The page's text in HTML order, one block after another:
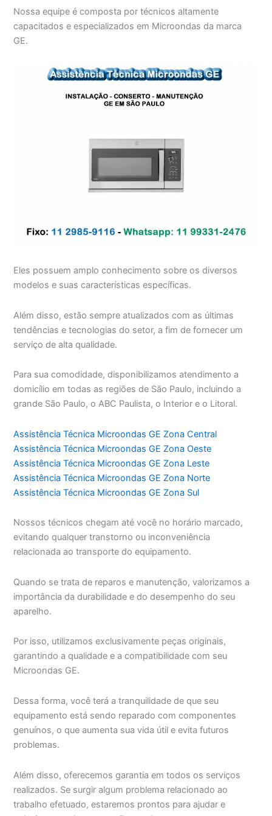
Nossa equipe é composta por técnicos altamente
capacitados e especializados em Microondas da marca
GE.
Eles possuem amplo conhecimento sobre os diversos
modelos e suas características específicas.
Além disso, estão sempre atualizados com as últimas
tendências e tecnologias do setor, a fim de fornecer um
serviço de alta qualidade.
Para sua comodidade, disponibilizamos atendimento a
domicílio em todas as regiões de São Paulo, incluindo a
grande São Paulo, o ABC Paulista, o Interior e o Litoral.
Assistência Técnica Microondas GE Zona Central
Assistência Técnica Microondas GE Zona Oeste
Assistência Técnica Microondas GE Zona Leste
Assistência Técnica Microondas GE Zona Norte
Assistência Técnica Microondas GE Zona Sul
Nossos técnicos chegam até você no horário marcado,
evitando qualquer transtorno ou inconveniência
relacionada ao transporte do equipamento.
Quando se trata de reparos e manutenção, valorizamos a
importância da durabilidade e do desempenho do seu
aparelho.
Por isso, utilizamos exclusivamente peças originais,
garantindo a qualidade e a compatibilidade com seu
Microondas GE.
Dessa forma, você terá a tranquilidade de que seu
equipamento está sendo reparado com componentes
genuínos, o que aumenta sua vida útil e evita futuros
problemas.
Além disso, oferecemos garantia em todos os serviços
realizados. Se surgir algum problema relacionado ao
trabalho efetuado, estaremos prontos para ajudar e